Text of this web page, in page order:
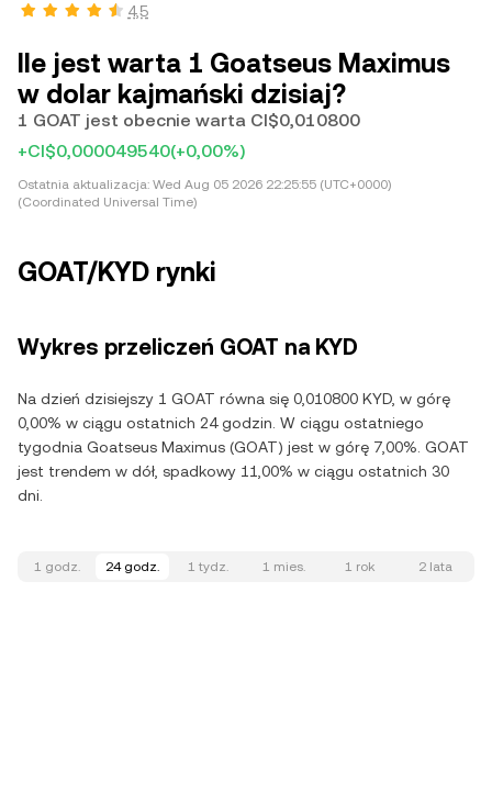
4,5
Ile jest warta 1 Goatseus Maximus
w dolar kajmański dzisiaj?
1 GOAT jest obecnie warta CI$0,010800
+CI$0,000049540(+0,00%)
Ostatnia aktualizacja: Wed Aug 05 2026 22:25:55 (UTC+0000)
(Coordinated Universal Time)
GOAT/KYD rynki
Wykres przeliczeń GOAT na KYD
Na dzień dzisiejszy 1 GOAT równa się 0,010800 KYD, w górę
0,00% w ciągu ostatnich 24 godzin. W ciągu ostatniego
tygodnia Goatseus Maximus (GOAT) jest w górę 7,00%. GOAT
jest trendem w dół, spadkowy 11,00% w ciągu ostatnich 30
dni.
1 godz. 24 godz. 1 tydz. 1 mies. 1 rok 2 lata